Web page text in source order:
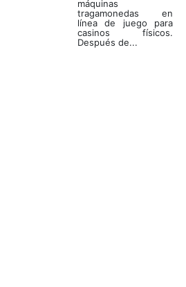
máquinas
tragamonedas en
línea de juego para
casinos físicos.
Después de...